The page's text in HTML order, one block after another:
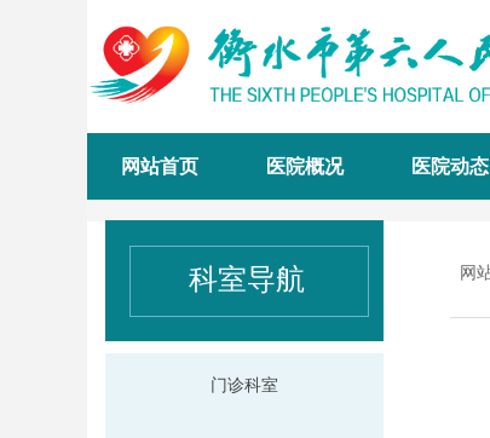
网站首页 医院概况 医院动态
网
科室导航
门诊科室